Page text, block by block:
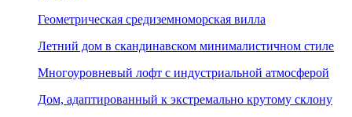
Геометрическая средиземноморская вилла
Летний дом в скандинавском минималистичном стиле
Многоуровневый лофт с индустриальной атмосферой
Дом, адаптированный к экстремально крутому склону